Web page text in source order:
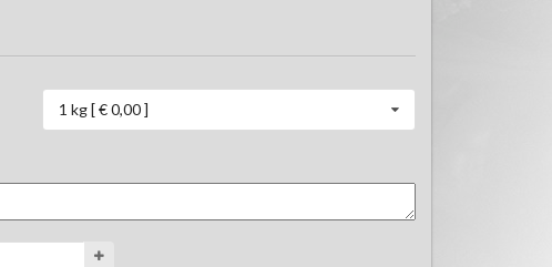
1 kg [ € 0,00 ]